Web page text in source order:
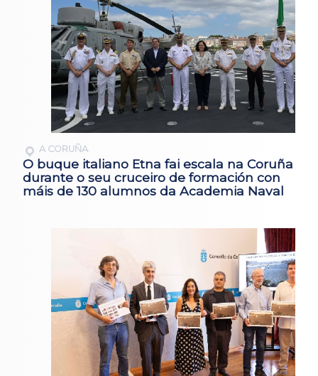
A CORUÑA
O buque italiano Etna fai escala na Coruña
durante o seu cruceiro de formación con
máis de 130 alumnos da Academia Naval